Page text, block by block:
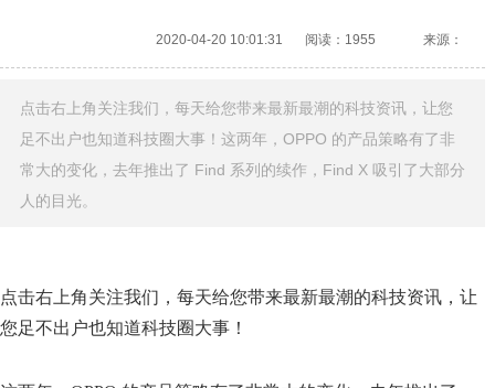
2020-04-20 10:01:31 阅读：1955 来源：
点击右上角关注我们，每天给您带来最新最潮的科技资讯，让您
足不出户也知道科技圈大事！这两年，OPPO 的产品策略有了非
常大的变化，去年推出了 Find 系列的续作，Find X 吸引了大部分
人的目光。
点击右上角关注我们，每天给您带来最新最潮的科技资讯，让
您足不出户也知道科技圈大事！